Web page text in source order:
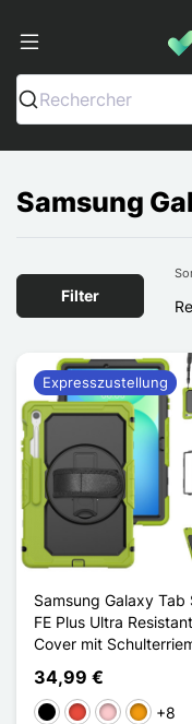
Rechercher
Samsung
Filter
Samsung Galaxy Tab
FE Plus Ultra Resistant
Cover mit
34,99 €
Schwarz
Rot PinkOrange
+8
Expresszustellung